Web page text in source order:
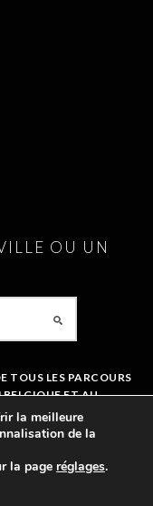
OU UN
TOUS LES PARCOURS
BELGIQUE ET AU
UN GOLF AUTOUR DE
SITE RÉFÉRENCE
la meilleure
de la
la page réglages.